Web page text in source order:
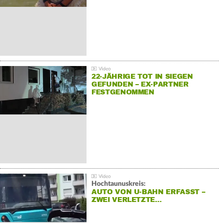
22-JÄHRIGE TOT IN SIEGEN
GEFUNDEN – EX-PARTNER
FESTGENOMMEN
Hochtaunuskreis:
AUTO VON U-BAHN ERFASST –
ZWEI VERLETZTE…